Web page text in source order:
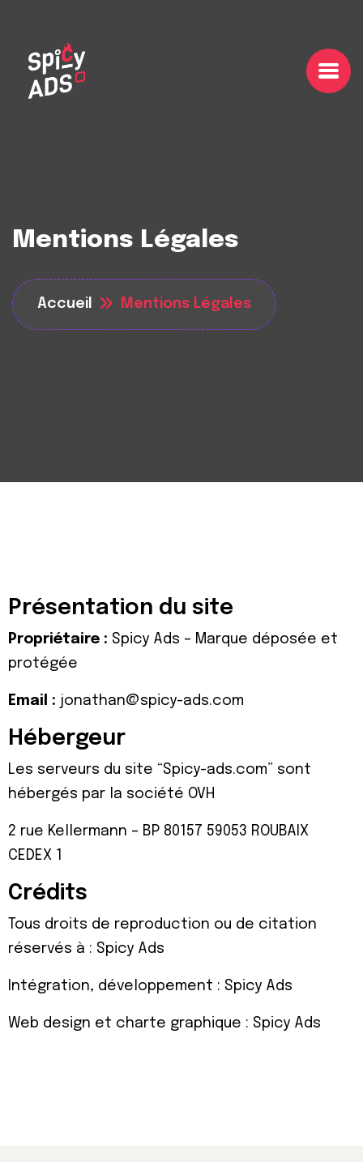
Mentions Légales
Accueil Mentions Légales
Présentation du site
Propriétaire : Spicy Ads – Marque déposée et
protégée
Email : jonathan@spicy-ads.com
Hébergeur
Les serveurs du site “Spicy-ads.com” sont
hébergés par la société OVH
2 rue Kellermann – BP 80157 59053 ROUBAIX
CEDEX 1
Crédits
Tous droits de reproduction ou de citation
réservés à : Spicy Ads
Intégration, développement : Spicy Ads
Web design et charte graphique : Spicy Ads